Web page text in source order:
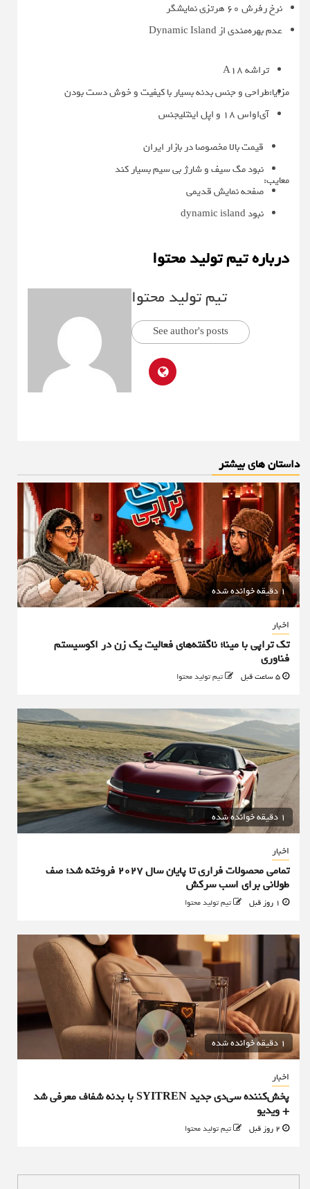
نرخ رفرش ۶۰ هرتزی نمایشگر
عدم بهره‌مندی از Dynamic Island
مزایا:
تراشه A18
طراحی و جنس بدنه بسیار با کیفیت و خوش دست بودن
آی‌او‌اس ۱۸ و اپل اینتلیجنس
معایب:
قیمت بالا مخصوصا در بازار ایران
نبود مگ سیف و شارژ بی سیم بسیار کند
صفحه نمایش قدیمی
نبود dynamic island
درباره تیم تولید محتوا
تیم تولید محتوا
See author's posts
داستان های بیشتر
1 دقیقه خوانده شده
اخبار
تک تراپی با مینا؛ ناگفته‌های فعالیت یک زن در اکوسیستم
فناوری
تیم تولید محتوا
1 دقیقه خوانده شده
اخبار
تمامی محصولات فراری تا پایان سال ۲۰۲۷ فروخته شد؛ صف
طولانی برای اسب سرکش
تیم تولید محتوا
1 دقیقه خوانده شده
اخبار
پخش‌کننده سی‌دی جدید SYITREN با بدنه شفاف معرفی شد
+ ویدیو
تیم تولید محتوا